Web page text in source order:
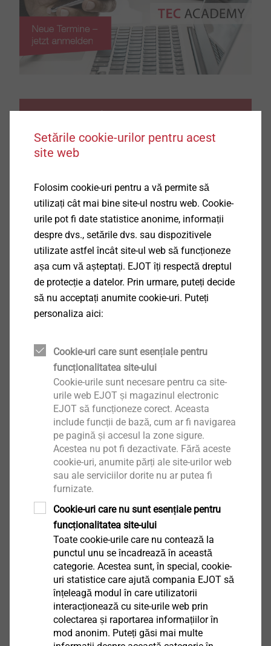
Mai ai și alte întrebări?
Te rog să ne scrii la adresa de e-mail:
MAI MULTE ARTICOLE
Pentru mai multe informații citiți și celelalte
ghiduri ale noastre.
Calcule preliminare pentru fixarea învelitorilor
CROSSFIX®
Fixări directe prin împușcare
Acoperiș plan
Partea 1 – Bazele planificării
Partea 2 – Tipuri de ancorări cu membrane
de acoperiș
Partea 3 – Concepte de bază ale
dimensionării inițiale
Partea 4 – Testul de smulgere la vânt
Partea 5 – Calculul sarcinii vântului
Partea 6 - Technical rules for flat roofs
Șuruburi autoforante
Partea 1 – Tipuri de șuruburi
Partea 2 – Stiluri de cap și tipuri de unități
Partea 3 – Producția de șuruburi autoforante
Setările cookie-urilor pentru acest
site web
Folosim cookie-uri pentru a vă permite să
utilizați cât mai bine site-ul nostru web. Cookie-
urile pot fi date statistice anonime, informații
despre dvs., setările dvs. sau dispozitivele
utilizate astfel încât site-ul web să funcționeze
așa cum vă așteptați. EJOT îți respectă dreptul
de protecție a datelor. Prin urmare, puteți decide
să nu acceptați anumite cookie-uri. Puteți
personaliza aici:
Cookie-uri care sunt esențiale pentru
funcționalitatea site-ului
Cookie-urile sunt necesare pentru ca site-
urile web EJOT și magazinul electronic
EJOT să funcționeze corect. Aceasta
include funcții de bază, cum ar fi navigarea
pe pagină și accesul la zone sigure.
Acestea nu pot fi dezactivate. Fără aceste
cookie-uri, anumite părți ale site-urilor web
sau ale serviciilor dorite nu ar putea fi
furnizate.
Cookie-uri care nu sunt esențiale pentru
funcționalitatea site-ului
Toate cookie-urile care nu contează la
punctul unu se încadrează în această
categorie. Acestea sunt, în special, cookie-
uri statistice care ajută compania EJOT să
înțeleagă modul în care utilizatorii
interacționează cu site-urile web prin
colectarea și raportarea informațiilor în
mod anonim. Puteți găsi mai multe